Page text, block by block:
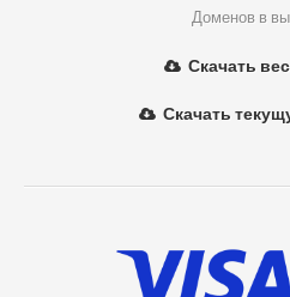
Доменов в
Скачать
Скачать